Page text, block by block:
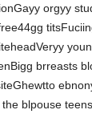
orgyy
brreasts
blpouse